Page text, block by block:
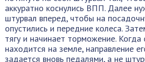
аккуратно коснулись ВПП. Далее
штурвал вперед, чтобы на
опустились и передние колеса.
тягу и начинает торможение. Когда
находится на земле, направление
задается вновь педалями, а не